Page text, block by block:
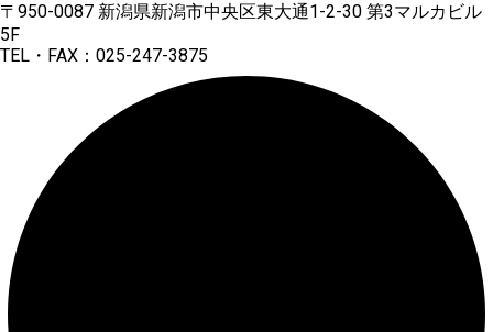
〒950-0087 新潟県新潟市中央区東大通1-2-30 第3マルカビル
5F
TEL・FAX：025-247-3875